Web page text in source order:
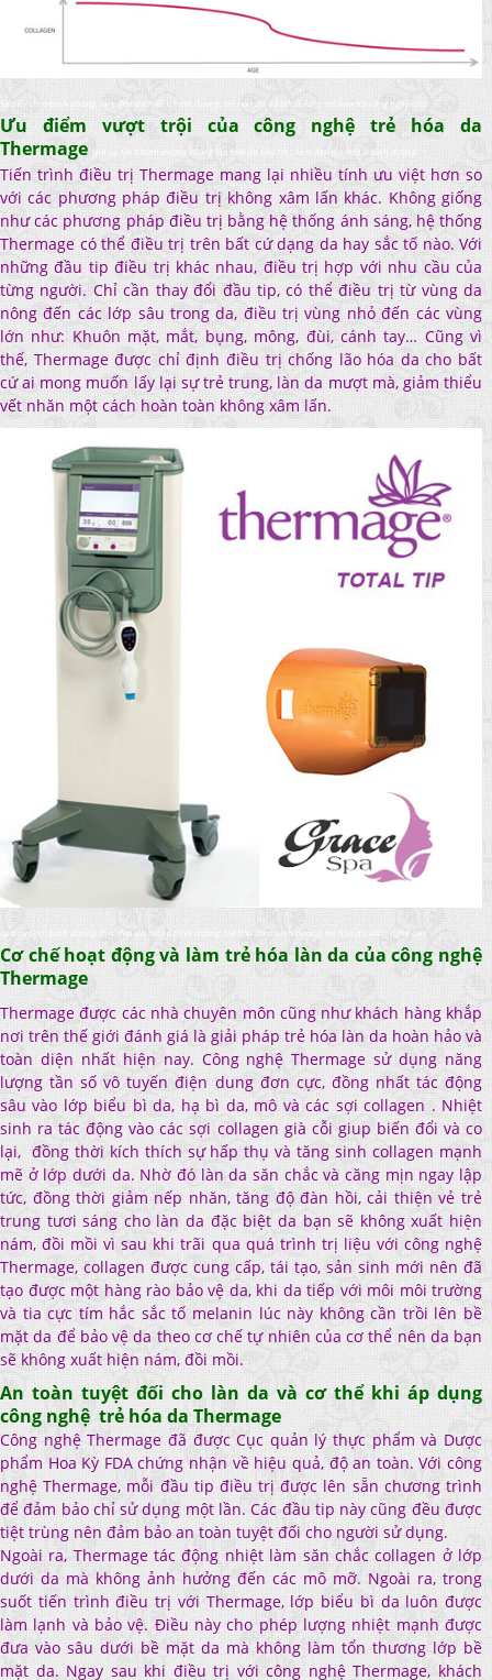
Spa uy tin o binh duong, làm đep da mặt ở bình dương, trẻ hóa da ở bình dương, trẻ hóa da công nghệ cao
Ưu điểm vượt trội của công nghệ trẻ hóa da
Thermage spa uy tín ở bình dương,chống lão hóa da siêu tốc , làm đẹp da mặt ở bình dương
Tiến trình điều trị Thermage mang lại nhiều tính ưu việt hơn so
với các phương pháp điều trị không xâm lấn khác. Không giống
như các phương pháp điều trị bằng hệ thống ánh sáng, hệ thống
Thermage có thể điều trị trên bất cứ dạng da hay sắc tố nào. Với
những đầu tip điều trị khác nhau, điều trị hợp với nhu cầu của
từng người. Chỉ cần thay đổi đầu tip, có thể điều trị từ vùng da
nông đến các lớp sâu trong da, điều trị vùng nhỏ đến các vùng
lớn như: Khuôn mặt, mắt, bụng, mông, đùi, cánh tay… Cũng vì
thế, Thermage được chỉ định điều trị chống lão hóa da cho bất
cứ ai mong muốn lấy lại sự trẻ trung, làn da mượt mà, giảm thiểu
vết nhăn một cách hoàn toàn không xâm lấn.
Spa uy tin o binh duong, làm đep da mặt ở bình dương, trẻ hóa da ở bình dương, trẻ hóa da công nghệ cao
Cơ chế hoạt động và làm trẻ hóa làn da của công nghệ
Thermage
Thermage được các nhà chuyên môn cũng như khách hàng khắp
nơi trên thế giới đánh giá là giải pháp trẻ hóa làn da hoàn hảo và
toàn diện nhất hiện nay. Công nghệ Thermage sử dụng năng
lượng tần số vô tuyến điện dung đơn cực, đồng nhất tác động
sâu vào lớp biểu bì da, hạ bì da, mô và các sợi collagen . Nhiệt
sinh ra tác động vào các sợi collagen già cỗi giup biến đổi và co
lại, đồng thời kích thích sự hấp thụ và tăng sinh collagen mạnh
mẽ ở lớp dưới da. Nhờ đó làn da săn chắc và căng mịn ngay lập
tức, đồng thời giảm nếp nhăn, tăng độ đàn hồi, cải thiện vẻ trẻ
trung tươi sáng cho làn da đặc biệt da bạn sẽ không xuất hiện
nám, đồi mồi vì sau khi trãi qua quá trình trị liệu với công nghệ
Thermage, collagen được cung cấp, tái tạo, sản sinh mới nên đã
tạo được một hàng rào bảo vệ da, khi da tiếp với môi môi trường
và tia cực tím hắc sắc tố melanin lúc này không cần trồi lên bề
mặt da để bảo vệ da theo cơ chế tự nhiên của cơ thể nên da bạn
sẽ không xuất hiện nám, đồi mồi.
An toàn tuyệt đối cho làn da và cơ thể khi áp dụng
công nghệ trẻ hóa da Thermage
Công nghệ Thermage đã được Cục quản lý thực phẩm và Dược
phẩm Hoa Kỳ FDA chứng nhận về hiệu quả, độ an toàn. Với công
nghệ Thermage, mỗi đầu tip điều trị được lên sẵn chương trình
để đảm bảo chỉ sử dụng một lần. Các đầu tip này cũng đều được
tiệt trùng nên đảm bảo an toàn tuyệt đối cho người sử dụng.
Ngoài ra, Thermage tác động nhiệt làm săn chắc collagen ở lớp
dưới da mà không ảnh hưởng đến các mô mỡ. Ngoài ra, trong
suốt tiến trình điều trị với Thermage, lớp biểu bì da luôn được
làm lạnh và bảo vệ. Điều này cho phép lượng nhiệt mạnh được
đưa vào sâu dưới bề mặt da mà không làm tổn thương lớp bề
mặt da. Ngay sau khi điều trị với công nghệ Thermage, khách